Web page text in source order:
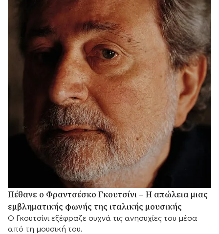
Πέθανε ο Φραντσέσκο Γκουτσίνι – Η απώλεια μιας
εμβληματικής φωνής της ιταλικής μουσικής
Ο Γκουτσίνι εξέφραζε συχνά τις ανησυχίες του μέσα
από τη μουσική του.